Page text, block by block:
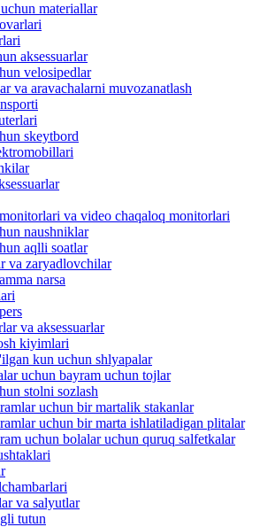
materiallar
aksessuarlar
velosipedlar
va aravachalarni muvozanatlash
skeytbord
va video chaqaloq monitorlari
naushniklar
aqlli soatlar
va zaryadlovchilar
narsa
va aksessuarlar
kiyimlari
kun uchun shlyapalar
uchun bayram uchun tojlar
stolni sozlash
uchun bir martalik stakanlar
uchun bir marta ishlatiladigan plitalar
uchun bolalar uchun quruq salfetkalar
va salyutlar
tutun